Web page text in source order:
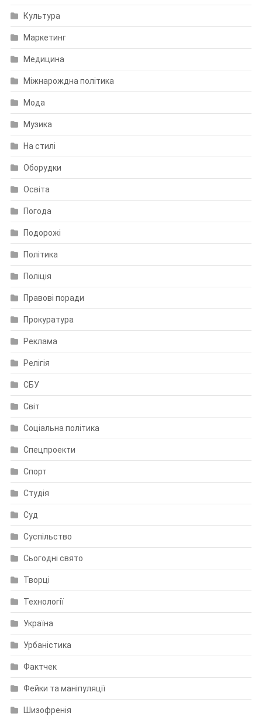
Культура
Маркетинг
Медицина
Міжнарождна політика
Мода
Музика
На стилі
Оборудки
Освіта
Погода
Подорожі
Політика
Поліція
Правові поради
Прокуратура
Реклама
Релігія
СБУ
Світ
Соціальна політика
Спецпроекти
Спорт
Студія
Суд
Суспільство
Сьогодні свято
Творці
Технології
Україна
Урбаністика
Фактчек
Фейки та маніпуляції
Шизофренія